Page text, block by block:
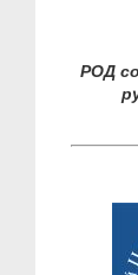
РОД